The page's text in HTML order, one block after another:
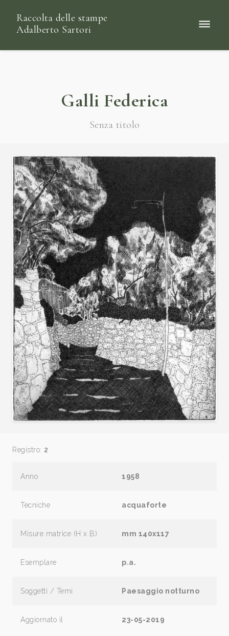
Raccolta delle stampe
Adalberto Sartori
Galli Federica
Senza titolo
Registro: 2
Anno 1958
Tecniche acquaforte
Misure matrice (H x B) mm 140x117
Esemplare p.a.
Soggetti / Temi Paesaggio notturno
Aggiornato il 23-05-2019